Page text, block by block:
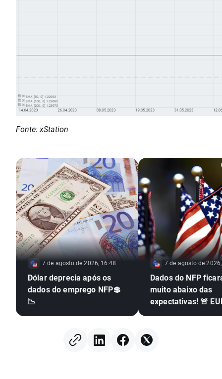
Fonte: xStation
7 de agosto de 2026, 16:48
Dólar deprecia após os
dados do emprego NFP💲
📉
7 de agosto de
Dados do NFP
muito abaixo das
expectativas! 🚨